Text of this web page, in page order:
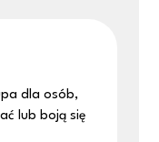
dla osób,
lub boją się